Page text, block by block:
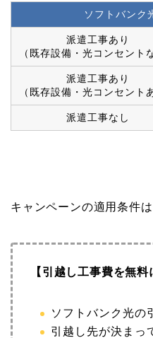
ソフトバンク
派遣工事あり
（既存設備・光コンセント
派遣工事あり
（既存設備・光コンセント
派遣工事なし
キャンペーンの適用条件は
【引越し工事費を無料
ソフトバンク光の
引越し先が決まっ